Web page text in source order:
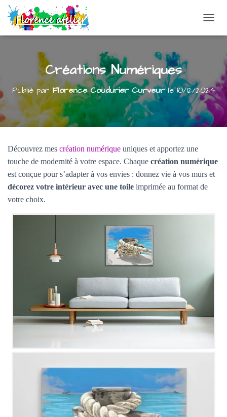
Créations Numériques
Publié parFlorence Coudurier Curveurle10/12/2024
Découvrez mes création numérique uniques et apportez une
touche de modernité à votre espace. Chaque création numérique
est conçue pour s’adapter à vos envies : donnez vie à vos murs et
décorez votre intérieur avec une toile imprimée au format de
votre choix.